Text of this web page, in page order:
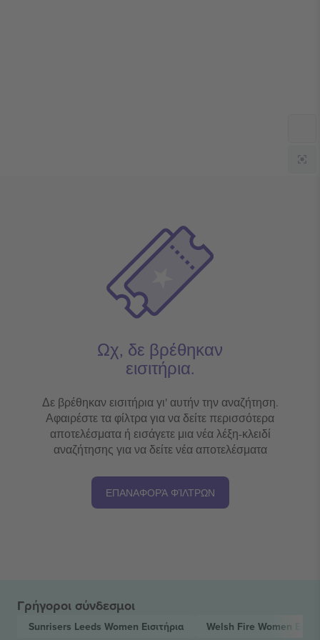
Ωχ, δε βρέθηκαν
εισιτήρια.
Δε βρέθηκαν εισιτήρια γι' αυτήν την αναζήτηση.
Αφαιρέστε τα φίλτρα για να δείτε περισσότερα
αποτελέσματα ή εισάγετε μια νέα λέξη-κλειδί
αναζήτησης για να δείτε νέα αποτελέσματα
ΕΠΑΝΑΦΟΡΆ ΦΊΛΤΡΩΝ
Γρήγοροι σύνδεσμοι
Sunrisers Leeds Women Εισιτήρια Welsh Fire Women